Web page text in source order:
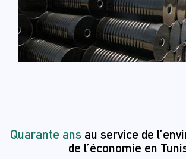
Quarante ans au service de
de l’économie en